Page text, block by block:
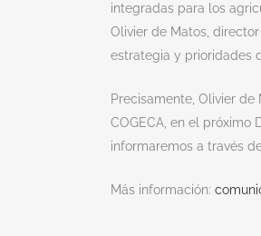
integradas para los
Olivier de Matos,
estrategia y prioridades
Precisamente, Olivier
COGECA, en el
informaremos a través
Más información: